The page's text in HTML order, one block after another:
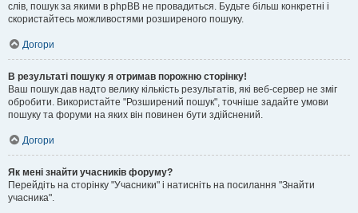
слів, пошук за якими в phpBB не провадиться. Будьте більш конкретні і
скористайтесь можливостями розширеного пошуку.
Догори
В результаті пошуку я отримав порожню сторінку!
Ваш пошук дав надто велику кількість результатів, які веб-сервер не зміг
обробити. Використайте "Розширений пошук", точніше задайте умови
пошуку та форуми на яких він повинен бути здійснений.
Догори
Як мені знайти учасників форуму?
Перейдіть на сторінку "Учасники" і натисніть на посилання "Знайти
учасника".